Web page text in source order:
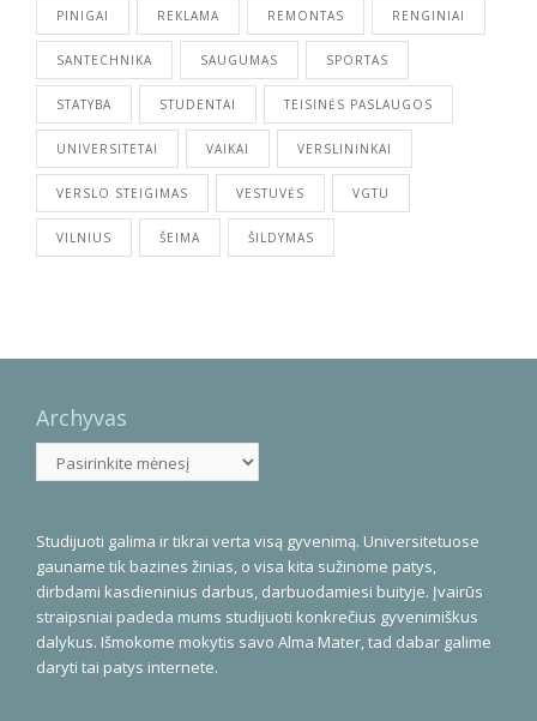
PINIGAI REKLAMA REMONTAS RENGINIAI
SANTECHNIKA SAUGUMAS SPORTAS
STATYBA STUDENTAI TEISINĖS PASLAUGOS
UNIVERSITETAI VAIKAI VERSLININKAI
VERSLO STEIGIMAS VESTUVĖS VGTU
VILNIUS ŠEIMA ŠILDYMAS
Archyvas
Archyvas
Studijuoti galima ir tikrai verta visą gyvenimą. Universitetuose
gauname tik bazines žinias, o visa kita sužinome patys,
dirbdami kasdieninius darbus, darbuodamiesi buityje. Įvairūs
straipsniai padeda mums studijuoti konkrečius gyvenimiškus
dalykus. Išmokome mokytis savo Alma Mater, tad dabar galime
daryti tai patys internete.